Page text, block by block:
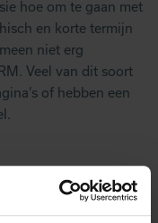
hoe om te gaan met
en korte termijn
niet erg
Veel van dit soort
of hebben een
niet alleen financiële
naar concrete